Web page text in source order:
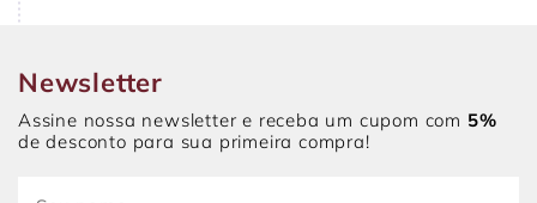
Newsletter
Assine nossa newsletter e receba um cupom com 5%
de desconto para sua primeira compra!